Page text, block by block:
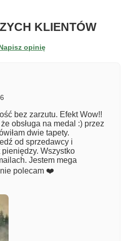
KLIENTÓWO
opinię
bez zarzutu. Efekt Wow!!
obsługa na medal :) przez
dwie tapety.
od sprzedawcy i
Wszystko
Jestem mega
polecam ❤️